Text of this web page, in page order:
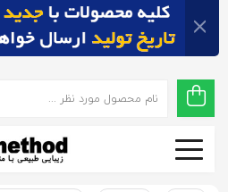
اشتراک
با
از
اشتراک
گذاری
با
از